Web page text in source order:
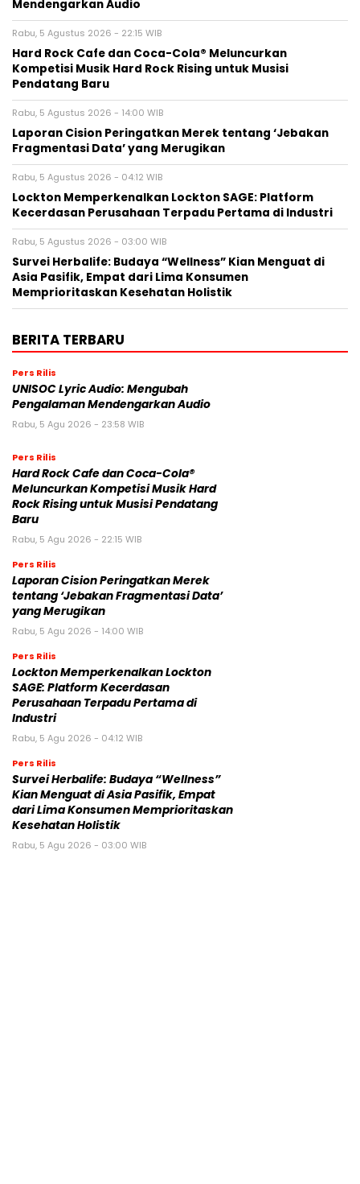
Mendengarkan Audio
Rabu, 5 Agustus 2026 - 22:15 WIB
Hard Rock Cafe dan Coca-Cola® Meluncurkan
Kompetisi Musik Hard Rock Rising untuk Musisi
Pendatang Baru
Rabu, 5 Agustus 2026 - 14:00 WIB
Laporan Cision Peringatkan Merek tentang ‘Jebakan
Fragmentasi Data’ yang Merugikan
Rabu, 5 Agustus 2026 - 04:12 WIB
Lockton Memperkenalkan Lockton SAGE: Platform
Kecerdasan Perusahaan Terpadu Pertama di Industri
Rabu, 5 Agustus 2026 - 03:00 WIB
Survei Herbalife: Budaya “Wellness” Kian Menguat di
Asia Pasifik, Empat dari Lima Konsumen
Memprioritaskan Kesehatan Holistik
BERITA TERBARU
Pers Rilis
UNISOC Lyric Audio: Mengubah
Pengalaman Mendengarkan Audio
Rabu, 5 Agu 2026 - 23:58 WIB
Pers Rilis
Hard Rock Cafe dan Coca-Cola®
Meluncurkan Kompetisi Musik Hard
Rock Rising untuk Musisi Pendatang
Baru
Rabu, 5 Agu 2026 - 22:15 WIB
Pers Rilis
Laporan Cision Peringatkan Merek
tentang ‘Jebakan Fragmentasi Data’
yang Merugikan
Rabu, 5 Agu 2026 - 14:00 WIB
Pers Rilis
Lockton Memperkenalkan Lockton
SAGE: Platform Kecerdasan
Perusahaan Terpadu Pertama di
Industri
Rabu, 5 Agu 2026 - 04:12 WIB
Pers Rilis
Survei Herbalife: Budaya “Wellness”
Kian Menguat di Asia Pasifik, Empat
dari Lima Konsumen Memprioritaskan
Kesehatan Holistik
Rabu, 5 Agu 2026 - 03:00 WIB